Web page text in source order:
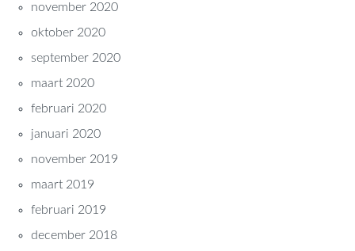
november 2020
oktober 2020
september 2020
maart 2020
februari 2020
januari 2020
november 2019
maart 2019
februari 2019
december 2018